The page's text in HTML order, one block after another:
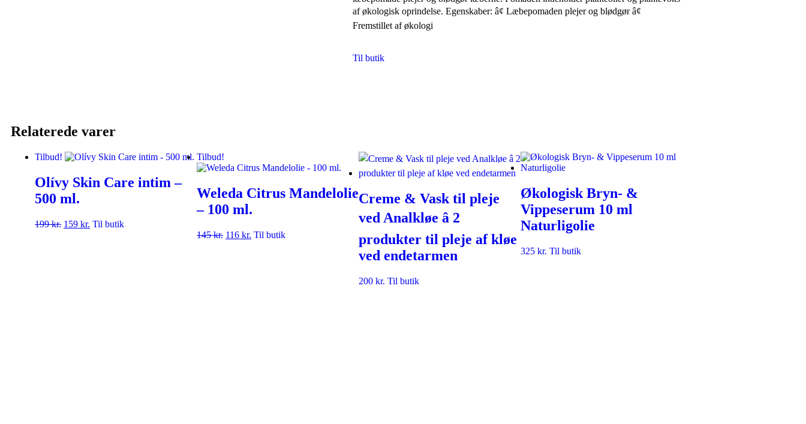
af økologisk oprindelse. Egenskaber: â¢ Læbepomaden plejer og blødgør â¢
Fremstillet af økologi
Til butik
Relaterede varer
Tilbud!
Olívy Skin Care intim –
500 ml.
199kr. 159 kr. Til butik
Tilbud!
Weleda Citrus Mandelolie
– 100 ml.
145kr. 116 kr. Til butik
Creme & Vask til pleje
ved Analkløe â 2
produkter til pleje af kløe
ved endetarmen
200 kr. Til butik
Økologisk Bryn- &
Vippeserum 10 ml
Naturligolie
325 kr. Til butik